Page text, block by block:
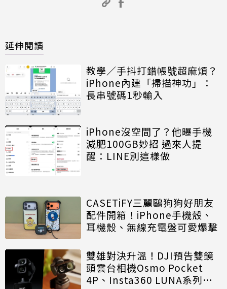
延伸閱讀
教學／手抖打錯帳號超麻煩？
iPhone內建「掃描神功」：
長串號碼1秒輸入
iPhone沒空間了？他曝手機
減肥100GB妙招 過來人提
醒：LINE別這樣做
CASETiFY三麗鷗狗狗好朋友
配件開箱！iPhone手機殼、
耳機殼、無線充電盤可愛爆擊
雙雄對決升溫！DJI預告雙鏡
頭雲台相機Osmo Pocket
4P、Insta360 LUNA系列攜